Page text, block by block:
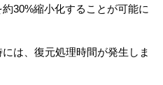
30%縮小化することが可能に
は、復元処理時間が発生しま